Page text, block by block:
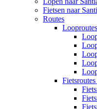
Fietsen naar
Routes